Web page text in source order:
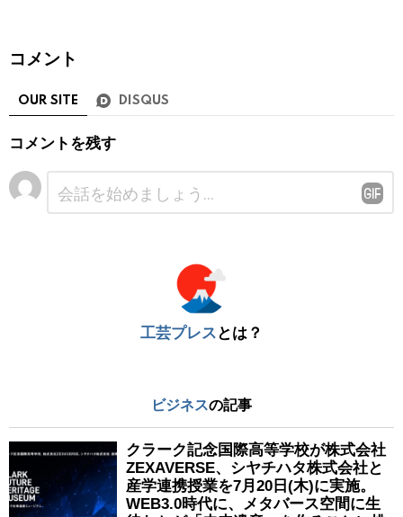
コメント
OUR SITE DISQUS
コメントを残す
工芸プレス とは？
ビジネスの記事
クラーク記念国際高等学校が株式会社
ZEXAVERSE、シヤチハタ株式会社と
産学連携授業を7月20日(木)に実施。
WEB3.0時代に、メタバース空間に生